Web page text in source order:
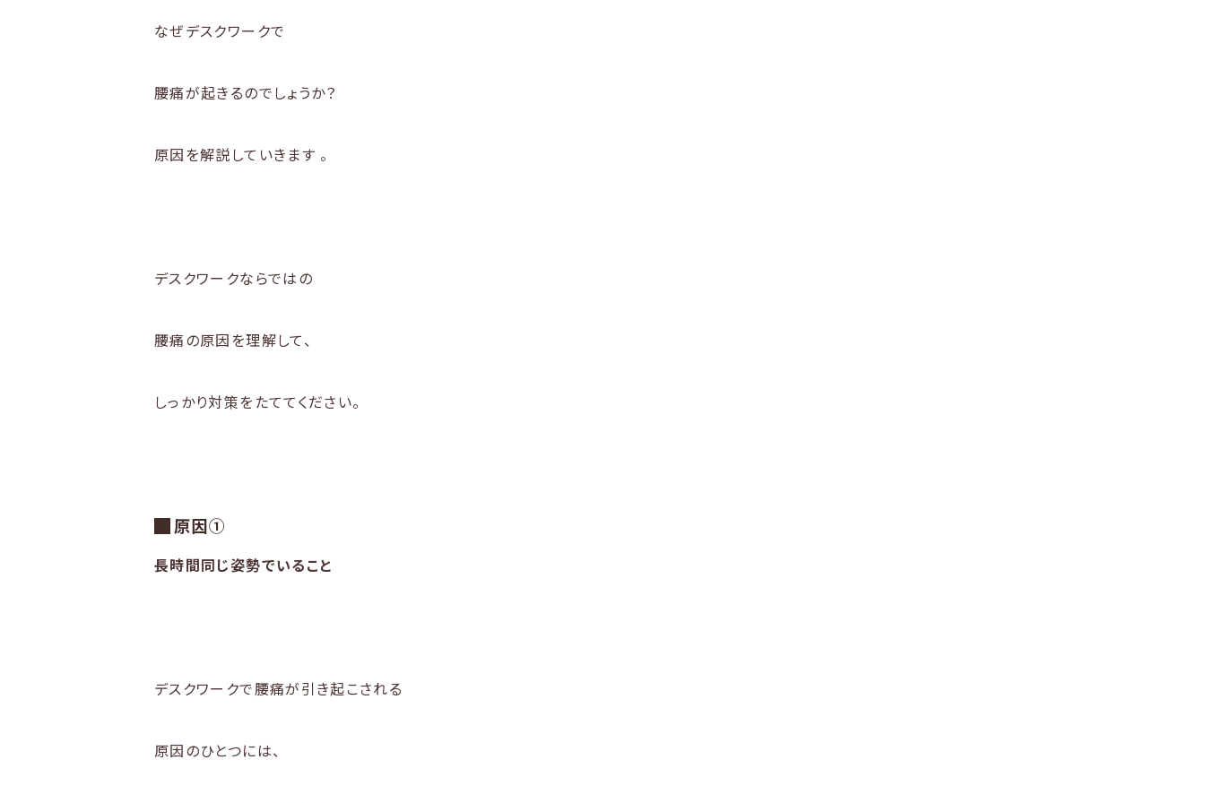
なぜデスクワークで
腰痛が起きるのでしょうか？
原因を解説していきます 。
デスクワークならではの
腰痛の原因を理解して、
しっかり対策をたててください。
原因①
長時間同じ姿勢でいること
デスクワークで腰痛が引き起こされる
原因のひとつには、